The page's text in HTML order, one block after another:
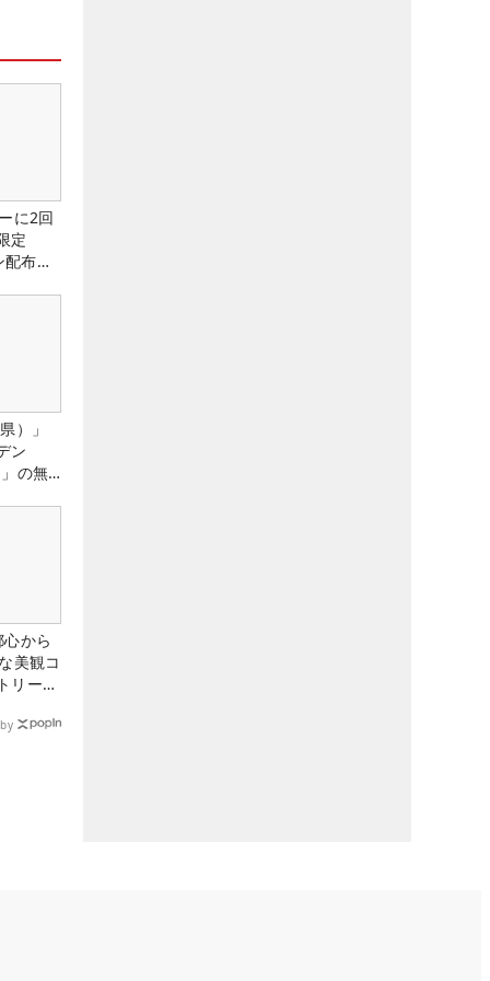
に2回
定
配布
）」
ン
の無
から
美観コ
リー俱